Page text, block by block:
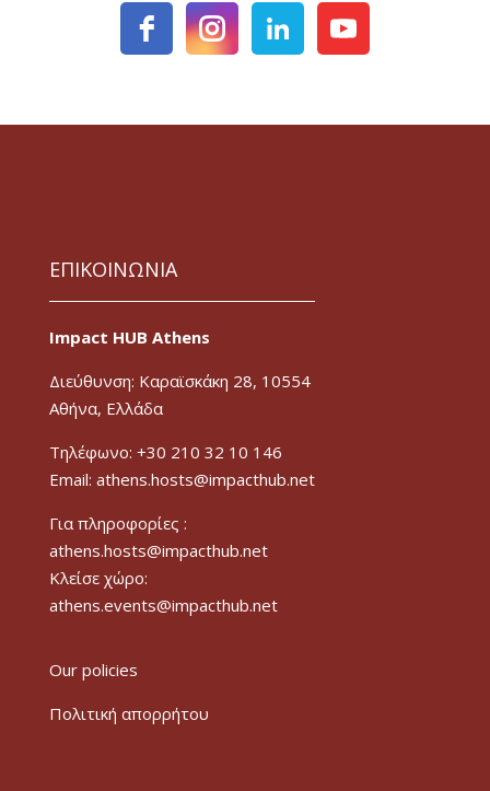
ΕΠΙΚΟΙΝΩΝΙΑ
Impact HUB Athens
Διεύθυνση: Καραϊσκάκη 28, 10554
Αθήνα, Ελλάδα
Τηλέφωνο: +30 210 32 10 146
Email: athens.hosts@impacthub.net
Για πληροφορίες :
athens.hosts@impacthub.net
Κλείσε χώρο:
athens.events@impacthub.net
Our policies
Πολιτική απορρήτου